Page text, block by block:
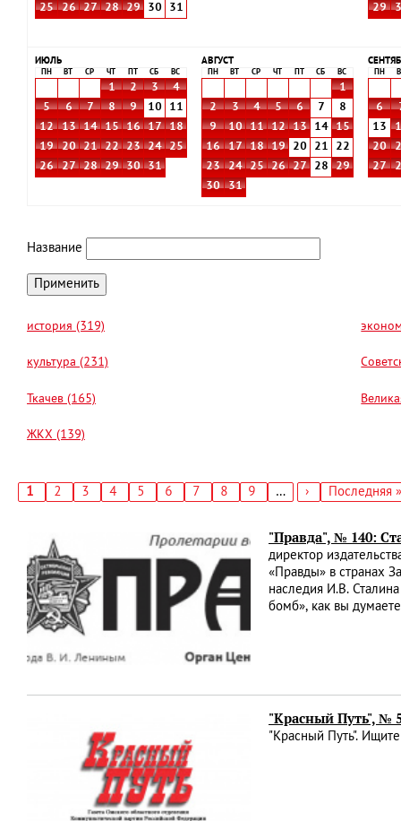
25
26 27 28 29 30 31
29
ИЮЛЬ
ПН ВТ СР ЧТ СБ ВС
1 2 3
4
5
6 7 8 9 10
11
12
13 14 15 16 17
18
19
20 21 22 23 24
25
26
27 28 29 30 31
АВГУСТ
ПН ВТ СР ЧТ СБ ВС
1
2
3 4 5 6 7
8
9
10 11 12 13 14
15
16
17 18 19 20 21
22
23
24 25 26 27 28
29
30
31
ПН
6
13
20
27
Название
история (319)
культура (231)
Ткачев (165)
ЖКХ (139)
Текущая
1 Страница
2 Страница
3 Страница
4 Страница
5 Страница
6 Страница
7 Страница
8 Страница
9 …
Следующая
›
Последняя
Последняя »
"Правда", № 140:
директор
«Правды» в странах
наследия И.В.
бомб», как вы
"Красный Путь", №
"Красный Путь".